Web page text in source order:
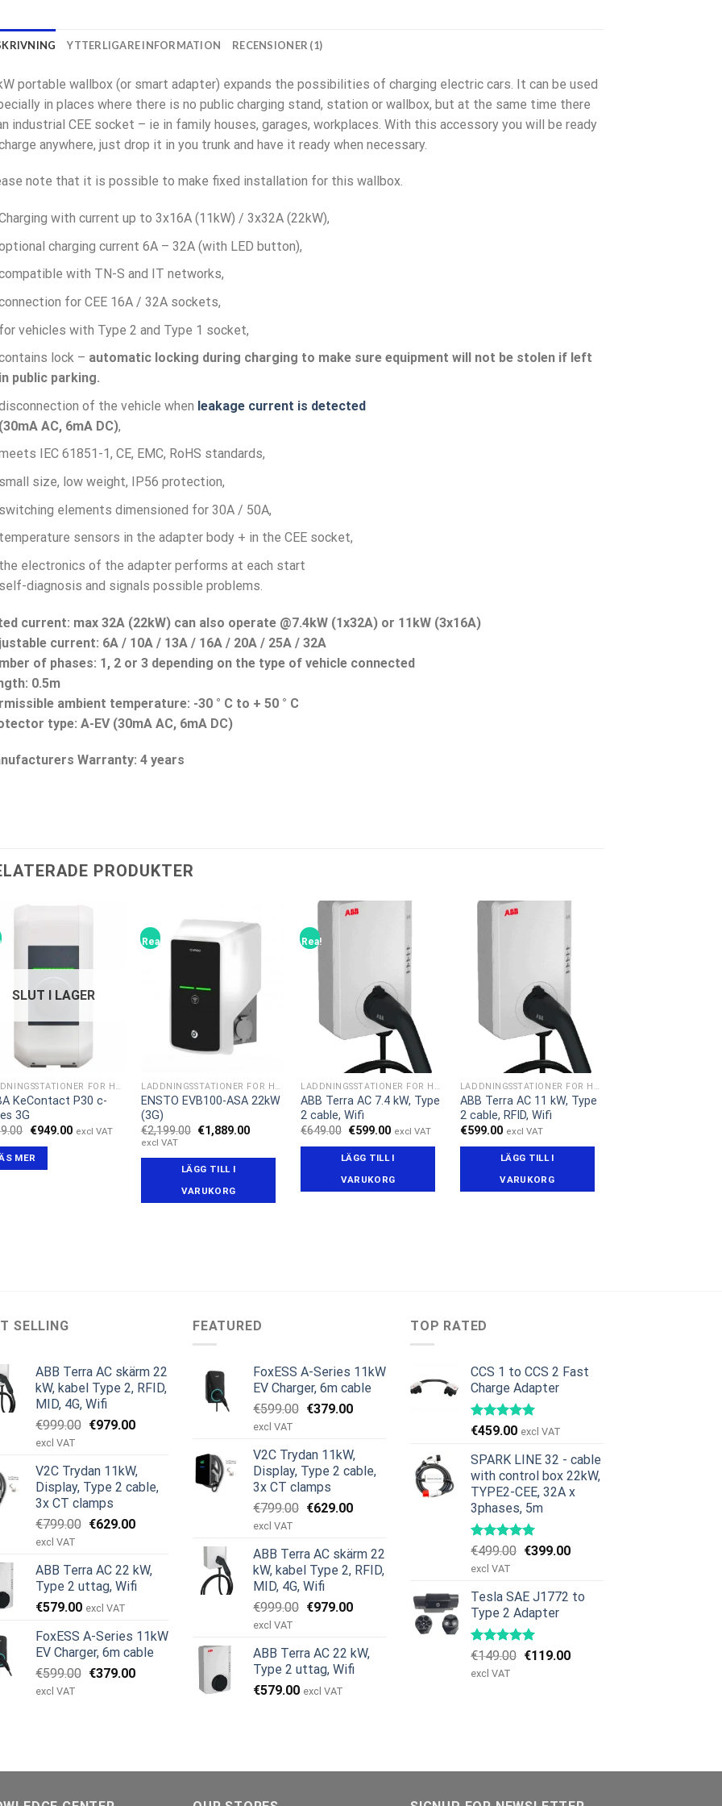
YTTERLIGARE INFORMATION RECENSIONER (1)
portable wallbox (or smart adapter) expands the possibilities of charging electric cars. It can be used
in places where there is no public charging stand, station or wallbox, but at the same time there
industrial CEE socket – ie in family houses, garages, workplaces. With this accessory you will be ready
anywhere, just drop it in you trunk and have it ready when necessary.
note that it is possible to make fixed installation for this wallbox.
with current up to 3x16A (11kW) / 3x32A (22kW),
charging current 6A – 32A (with LED button),
with TN-S and IT networks,
for CEE 16A / 32A sockets,
for vehicles with Type 2 and Type 1 socket,
lock – automatic locking during charging to make sure equipment will not be stolen if left
in public parking.
of the vehicle when leakage current is detected
(30mA AC, 6mA DC),
IEC 61851-1, CE, EMC, RoHS standards,
small size, low weight, IP56 protection,
switching elements dimensioned for 30A / 50A,
temperature sensors in the adapter body + in the CEE socket,
the electronics of the adapter performs at each start
self-diagnosis and signals possible problems.
current: max 32A (22kW) can also operate @7.4kW (1x32A) or 11kW (3x16A)
current: 6A / 10A / 13A / 16A / 20A / 25A / 32A
of phases: 1, 2 or 3 depending on the type of vehicle connected
0.5m
ambient temperature: -30 ° C to + 50 ° C
type: A-EV (30mA AC, 6mA DC)
Warranty: 4 years
PRODUKTER
SLUT I LAGER
LADDNINGSSTATIONER FÖR HEMMET
KeContact P30 c-
3G
Det
priset
var:
€949.00Det
excl VAT
MER
Rea!
LADDNINGSSTATIONER FÖR HEMMET
ENSTO EVB100-ASA 22kW
(3G)
€2,199.00 Det
ursprungliga
var:
€2,199.00.
€1,889.00Det
excl VAT
LÄGG TILL I
VARUKORG
Rea!
LADDNINGSSTATIONER FÖR HEMMET
ABB Terra AC 7.4 kW, Type
2 cable, Wifi
€649.00 Det
priset
var:
€649.00.
€599.00Det
priset
är:
€599.00.
excl VAT
LÄGG TILL I
VARUKORG
LADDNINGSSTATIONER FÖR HEMMET
ABB Terra AC 11 kW, Type
2 cable, RFID, Wifi
€599.00 excl VAT
LÄGG TILL I
VARUKORG
SELLING
ABB Terra AC skärm 22
kW, kabel Type 2, RFID,
MID, 4G, Wifi
€999.00 Det
var:
€999.00.
€979.00Det
är:
€979.00.
excl VAT
V2C Trydan 11kW,
Display, Type 2 cable,
3x CT clamps
€799.00 Det
var:
€799.00.
€629.00Det
är:
€629.00.
excl VAT
ABB Terra AC 22 kW,
Type 2 uttag, Wifi
€579.00 excl VAT
FoxESS A-Series 11kW
EV Charger, 6m cable
€599.00 Det
€379.00Det
excl VAT
FEATURED
FoxESS A-Series 11kW
EV Charger, 6m cable
€599.00 Det
var:
€599.00.
€379.00Det
är:
€379.00.
excl VAT
V2C Trydan 11kW,
Display, Type 2 cable,
3x CT clamps
€799.00 Det
var:
€799.00.
€629.00Det
är:
€629.00.
excl VAT
ABB Terra AC skärm 22
kW, kabel Type 2, RFID,
MID, 4G, Wifi
€999.00 Det
var:
€999.00.
€979.00Det
är:
€979.00.
excl VAT
ABB Terra AC 22 kW,
Type 2 uttag, Wifi
€579.00 excl VAT
TOP RATED
CCS 1 to CCS 2 Fast
Charge Adapter
€459.00 excl VAT
SPARK LINE 32 - cable
with control box 22kW,
TYPE2-CEE, 32A x
3phases, 5m
€499.00 Det
var:
€499.00.
€399.00Det
är:
excl VAT
Tesla SAE J1772 to
Type 2 Adapter
€149.00 Det
€119.00Det
excl VAT